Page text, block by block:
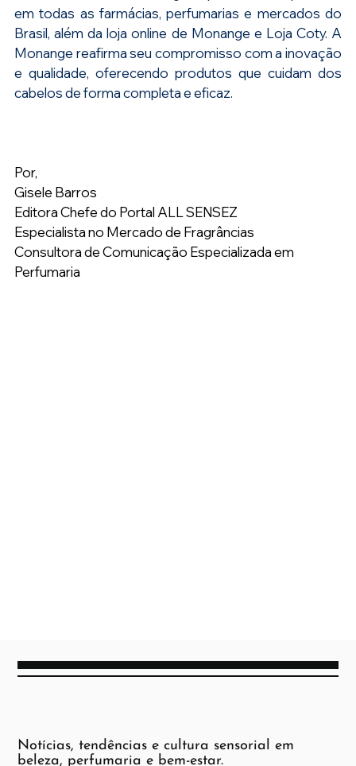
em todas as farmácias, perfumarias e mercados do
Brasil, além da loja online de Monange e Loja Coty. A
Monange reafirma seu compromisso com a inovação
e qualidade, oferecendo produtos que cuidam dos
cabelos de forma completa e eficaz.
Por,
Gisele Barros
Editora Chefe do Portal ALL SENSEZ
Especialista no Mercado de Fragrâncias
Consultora de Comunicação Especializada em
Perfumaria
Notícias, tendências e cultura sensorial em
beleza, perfumaria e bem-estar.